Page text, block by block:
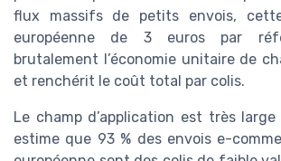
flux massifs de petits envois,
européenne de 3 euros par
brutalement l’économie unitaire de
et renchérit le coût total par colis.
Le champ d’application est très large
estime que 93 % des envois e-